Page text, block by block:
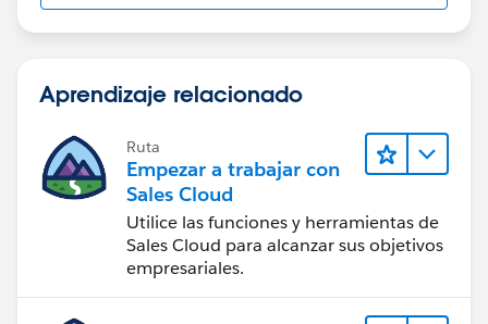
Aprendizaje relacionado
Ruta
Empezar a trabajar con
Sales Cloud
Utilice las funciones y herramientas de
Sales Cloud para alcanzar sus objetivos
empresariales.